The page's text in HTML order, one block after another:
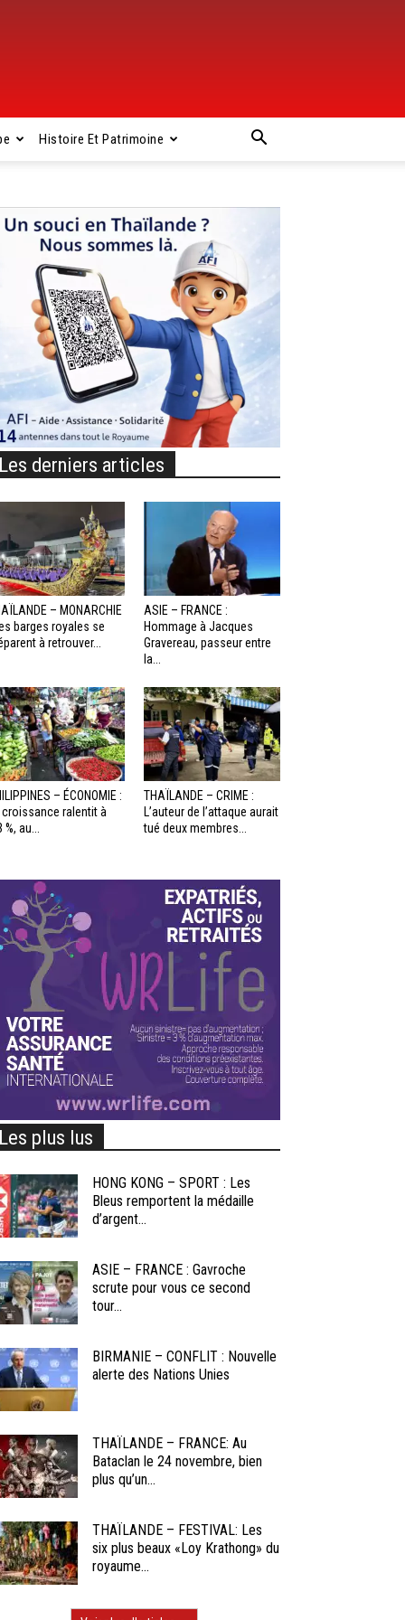
Histoire Et Patrimoine
Les derniers articles
– MONARCHIE
barges royales se
à retrouver...
ASIE – FRANCE :
Hommage à Jacques
Gravereau, passeur entre
la...
– ÉCONOMIE :
croissance ralentit à
%, au...
THAÏLANDE – CRIME :
L’auteur de l’attaque aurait
tué deux membres...
Les plus lus
HONG KONG – SPORT : Les
Bleus remportent la médaille
d’argent...
ASIE – FRANCE : Gavroche
scrute pour vous ce second
tour...
BIRMANIE – CONFLIT : Nouvelle
alerte des Nations Unies
THAÏLANDE – FRANCE: Au
Bataclan le 24 novembre, bien
plus qu’un...
THAÏLANDE – FESTIVAL: Les
six plus beaux «Loy Krathong» du
royaume...